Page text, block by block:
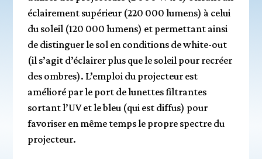
éclairement supérieur (220 000 lumens) à celui
du soleil (120 000 lumens) et permettant ainsi
de distinguer le sol en conditions de white-out
(il s’agit d’éclairer plus que le soleil pour recréer
des ombres). L’emploi du projecteur est
amélioré par le port de lunettes filtrantes
sortant l’UV et le bleu (qui est diffus) pour
favoriser en même temps le propre spectre du
projecteur.